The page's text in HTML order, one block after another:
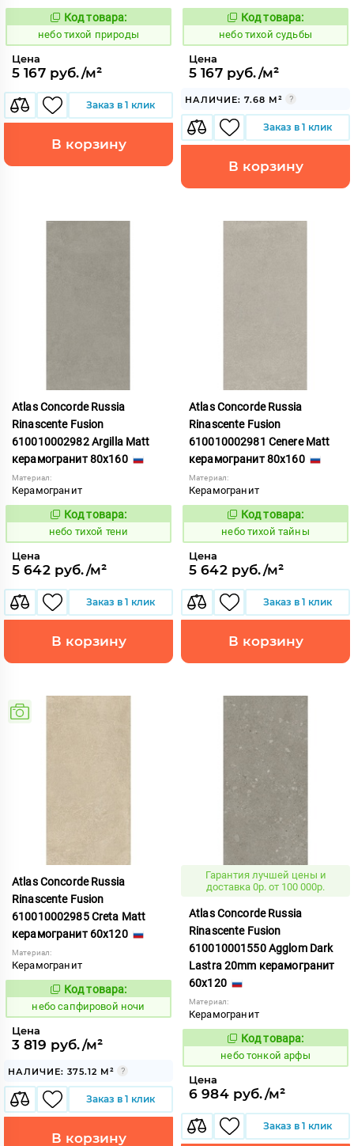
1122100
Код товара:
небо тихой природы
Цена
5 167 руб./м²
Заказ в 1 клик
В корзину
1122099
Код товара:
небо тихой судьбы
Цена
5 167 руб./м²
НАЛИЧИЕ: 7.68 М²
Заказ в 1 клик
В корзину
Atlas Concorde Russia
Rinascente Fusion
610010002982 Argilla Matt
керамогранит 80x160
Материал:
Керамогранит
1122103
Код товара:
небо тихой тени
Цена
5 642 руб./м²
Заказ в 1 клик
В корзину
Atlas Concorde Russia
Rinascente Fusion
610010002981 Cenere Matt
керамогранит 80x160
Материал:
Керамогранит
1122101
Код товара:
небо тихой тайны
Цена
5 642 руб./м²
Заказ в 1 клик
В корзину
Atlas Concorde Russia
Rinascente Fusion
610010002985 Creta Matt
керамогранит 60x120
Материал:
Керамогранит
1119561
Код товара:
небо сапфировой ночи
Цена
3 819 руб./м²
НАЛИЧИЕ: 375.12 М²
Заказ в 1 клик
В корзину
Гарантия лучшей цены и
доставка 0р. от 100 000р.
Atlas Concorde Russia
Rinascente Fusion
610010001550 Agglom Dark
Lastra 20mm керамогранит
60x120
Материал:
Керамогранит
1122126
Код товара:
небо тонкой арфы
Цена
6 984 руб./м²
Заказ в 1 клик